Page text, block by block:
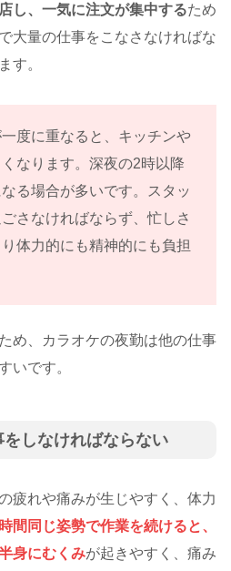
し、一気に注文が集中するため
大量の仕事をこなさなければな
す。
度に重なると、キッチンや
なります。深夜の2時以降
る場合が多いです。スタッ
さなければならず、忙しさ
体力的にも精神的にも負担
め、カラオケの夜勤は他の仕事
いです。
しなければならない
疲れや痛みが生じやすく、体力
間同じ姿勢で作業を続けると、
身にむくみが起きやすく、痛み